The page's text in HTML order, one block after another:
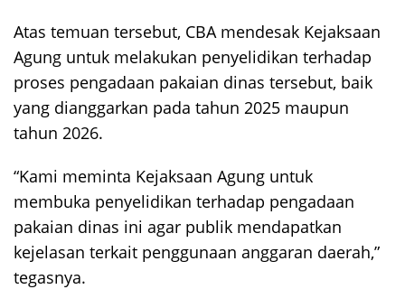
Atas temuan tersebut, CBA mendesak Kejaksaan
Agung untuk melakukan penyelidikan terhadap
proses pengadaan pakaian dinas tersebut, baik
yang dianggarkan pada tahun 2025 maupun
tahun 2026.
“Kami meminta Kejaksaan Agung untuk
membuka penyelidikan terhadap pengadaan
pakaian dinas ini agar publik mendapatkan
kejelasan terkait penggunaan anggaran daerah,”
tegasnya.